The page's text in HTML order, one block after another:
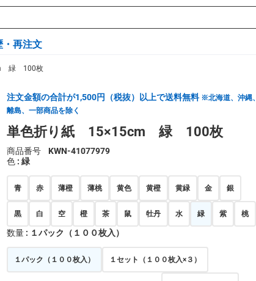
・再注文
緑 100枚
注文金額の合計が1,500円（税抜）以上で送料無料 ※北海道、沖縄、
離島、一部商品を除く
単色折り紙 15×15cm 緑 100枚
商品番号
KWN-41077979
色 : 緑
青 赤 薄橙 薄桃 黄色 黄橙 黄緑 金 銀
黒 白 空 橙 茶 鼠 牡丹 水 緑 紫 桃
数量 : １パック（１００枚入）
１パック（１００枚入） １セット（１００枚入×３）